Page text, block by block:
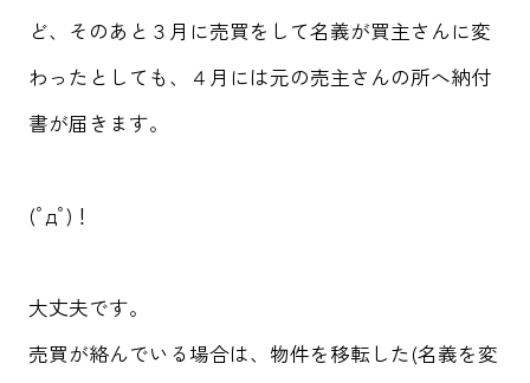
ど、そのあと３月に売買をして名義が買主さんに変
わったとしても、４月には元の売主さんの所へ納付
書が届きます。
(ﾟдﾟ)！
大丈夫です。
売買が絡んでいる場合は、物件を移転した(名義を変